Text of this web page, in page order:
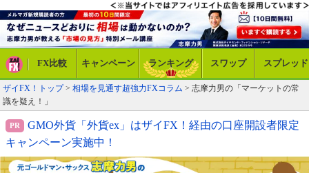
FX比較 キャンペーン ランキング スワップ スプレッド
ザイFX！トップ> 相場を見通す超強力FXコラム > 志摩力男の「マーケットの常
識を疑え！」
GMO外貨「外貨ex」はザイFX！経由の口座開設者限定
キャンペーン実施中！